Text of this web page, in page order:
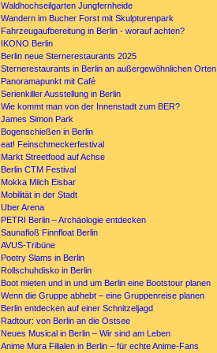
Waldhochseilgarten Jungfernheide
Wandern im Bucher Forst mit Skulpturenpark
Fahrzeugaufbereitung in Berlin - worauf achten?
IKONO Berlin
Berlin neue Sternerestaurants 2025
Sternerestaurants in Berlin an außergewöhnlichen Orten
Panoramapunkt mit Café
Serienkiller Ausstellung in Berlin
Wie kommt man von der Innenstadt zum BER?
James Simon Park
Bogenschießen in Berlin
eat! Feinschmeckerfestival
Markt Streetfood auf Achse
Berlin CTM Festival
Mokka Milch Eisbar
Mobilität in der Stadt
Uber Arena
PETRI Berlin – Archäologie entdecken
Saunafloß Finnfloat Berlin
AVUS-Tribüne
Poetry Slams in Berlin
Rollschuhdisko in Berlin
Boot mieten und in und um Berlin eine Bootstour planen
Wenn die Gruppe abhebt – eine Gruppenreise planen
Berlin entdecken auf einer Schnitzeljagd
Radtour: von Berlin an die Ostsee
Neues Musical in Berlin – Wir sind am Leben
Anime Mura Filialen in Berlin – für echte Anime-Fans